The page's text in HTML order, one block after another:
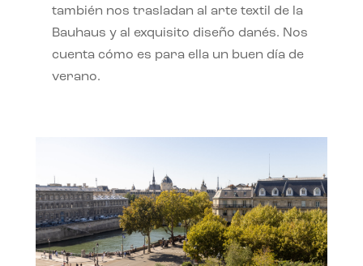
también nos trasladan al arte textil de la
Bauhaus y al exquisito diseño danés. Nos
cuenta cómo es para ella un buen día de
verano.